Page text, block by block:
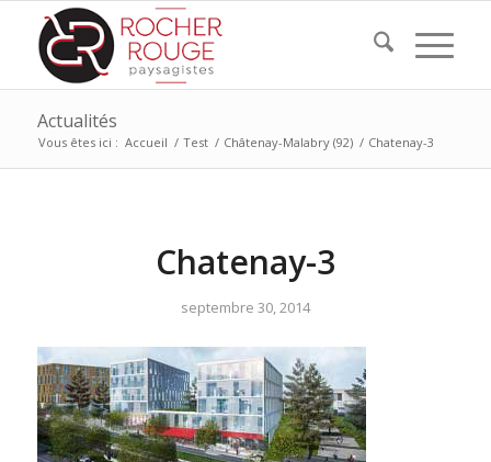
Actualités
Vous êtes ici : Accueil / Test / Châtenay-Malabry (92) / Chatenay-3
Chatenay-3
septembre 30, 2014